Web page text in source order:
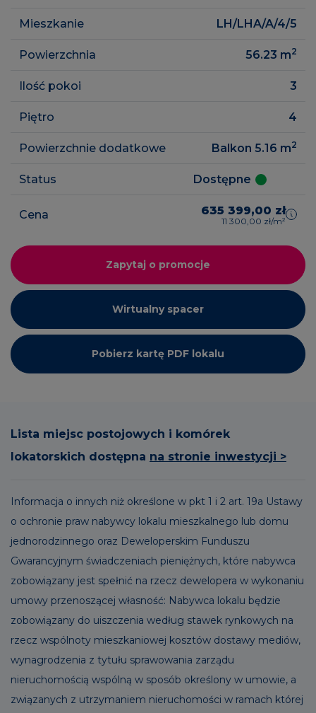
Mieszkanie LH/LHA/A/4/5
Powierzchnia 56.23 m2
Ilość pokoi 3
Piętro 4
Powierzchnie dodatkowe Balkon 5.16 m2
Status Dostępne
Cena 635 399,00 zł
11 300,00 zł/m²
Zapytaj o promocje
Wirtualny spacer
Pobierz kartę PDF lokalu
Lista miejsc postojowych i komórek
lokatorskich dostępna na stronie inwestycji >
Informacja o innych niż określone w pkt 1 i 2 art. 19a Ustawy
o ochronie praw nabywcy lokalu mieszkalnego lub domu
jednorodzinnego oraz Deweloperskim Funduszu
Gwarancyjnym świadczeniach pieniężnych, które nabywca
zobowiązany jest spełnić na rzecz dewelopera w wykonaniu
umowy przenoszącej własność: Nabywca lokalu będzie
zobowiązany do uiszczenia według stawek rynkowych na
rzecz wspólnoty mieszkaniowej kosztów dostawy mediów,
wynagrodzenia z tytułu sprawowania zarządu
nieruchomością wspólną w sposób określony w umowie, a
związanych z utrzymaniem nieruchomości w ramach której